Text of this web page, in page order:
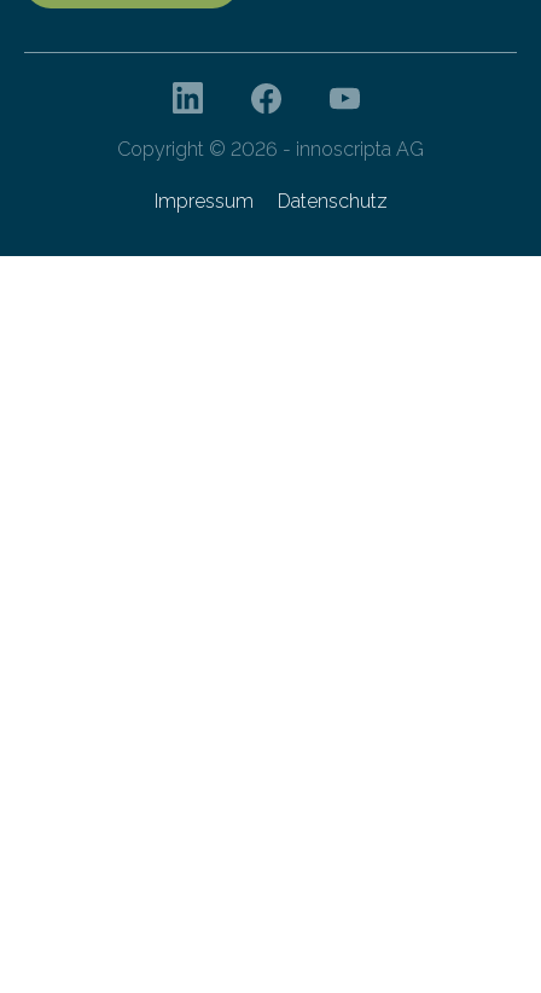
Copyright © 2026 - innoscripta AG
Impressum Datenschutz